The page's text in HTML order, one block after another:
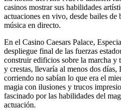
casinos mostrar sus habilidades
actuaciones en vivo, desde bailes de
música en directo.
En el Casino Caesars Palace,
despliegue final de las fuerzas
construir edificios sobre la marcha y
y crestas, llevaría al menos dos días,
corriendo no sabían lo que era el
magia con ilusiones y trucos
fascinado por las habilidades del
actuación.